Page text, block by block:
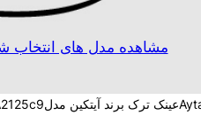
مشاهده مدل های انتخاب